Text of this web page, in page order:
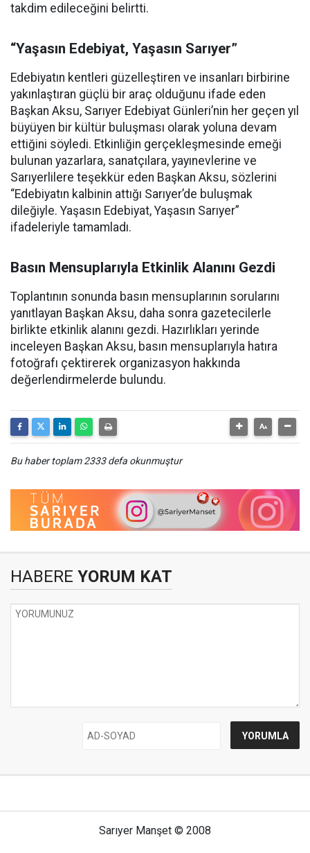
takdim edileceğini belirtti.
“Yaşasın Edebiyat, Yaşasın Sarıyer”
Edebiyatın kentleri güzelleştiren ve insanları birbirine
yakınlaştıran güçlü bir araç olduğunu ifade eden
Başkan Aksu, Sarıyer Edebiyat Günleri’nin her geçen yıl
büyüyen bir kültür buluşması olarak yoluna devam
ettiğini söyledi. Etkinliğin gerçekleşmesinde emeği
bulunan yazarlara, sanatçılara, yayınevlerine ve
Sarıyerlilere teşekkür eden Başkan Aksu, sözlerini
“Edebiyatın kalbinin attığı Sarıyer’de buluşmak
dileğiyle. Yaşasın Edebiyat, Yaşasın Sarıyer”
ifadeleriyle tamamladı.
Basın Mensuplarıyla Etkinlik Alanını Gezdi
Toplantının sonunda basın mensuplarının sorularını
yanıtlayan Başkan Aksu, daha sonra gazetecilerle
birlikte etkinlik alanını gezdi. Hazırlıkları yerinde
inceleyen Başkan Aksu, basın mensuplarıyla hatıra
fotoğrafı çektirerek organizasyon hakkında
değerlendirmelerde bulundu.
Bu haber toplam 2333 defa okunmuştur
HABERE YORUM KAT
Sarıyer Manşet © 2008